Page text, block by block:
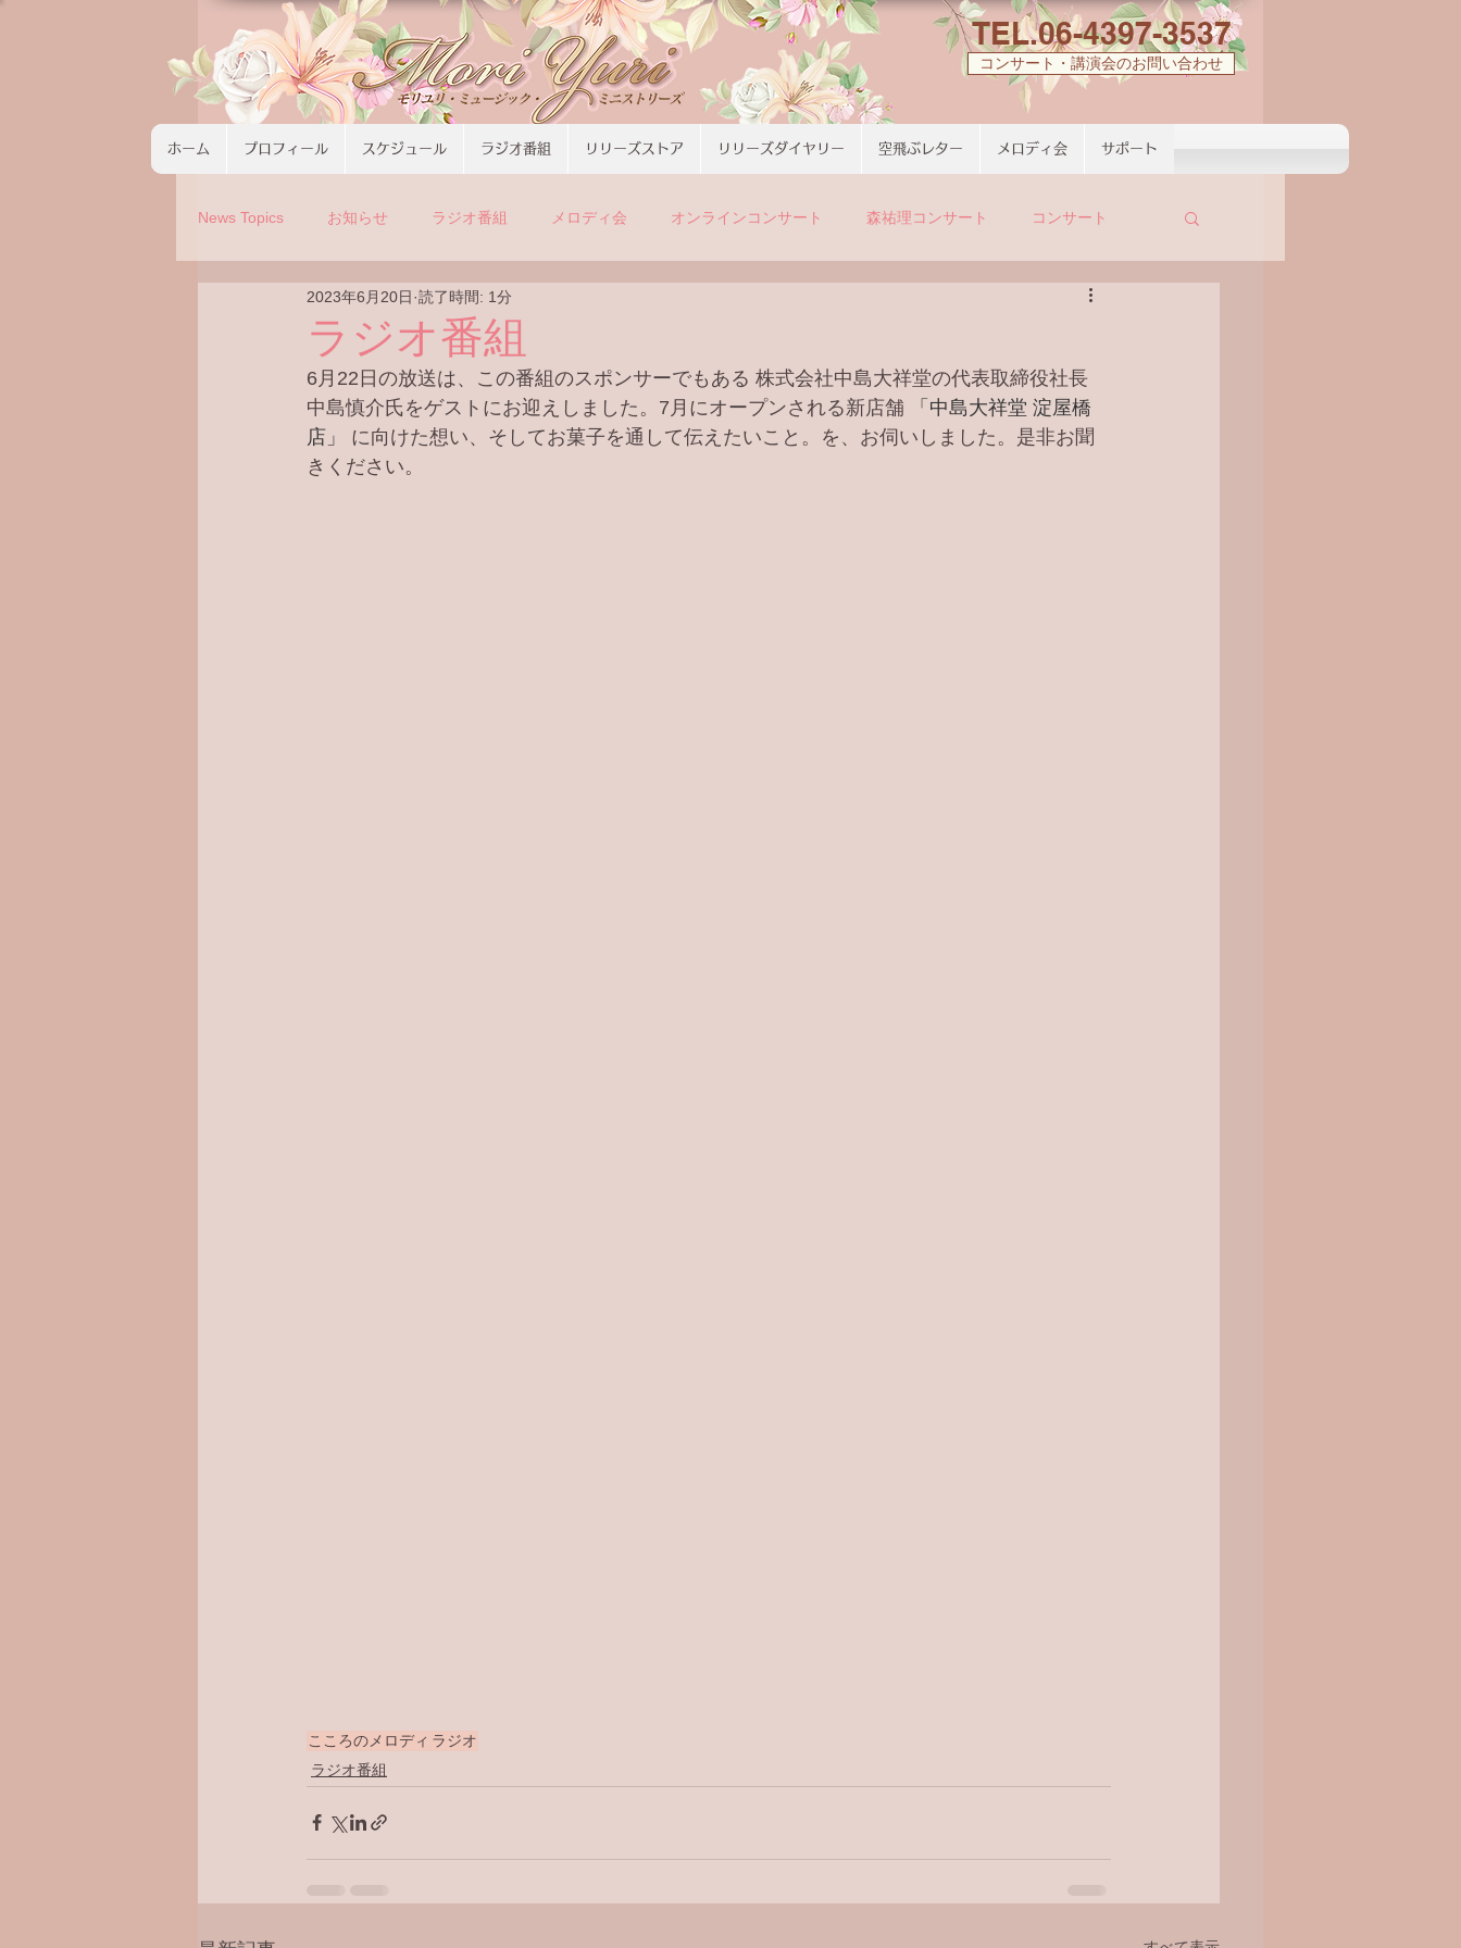
TEL.06-4397-3537
コンサート・講演会のお問い合わせ
ホーム プロフィール スケジュール ラジオ番組 リリーズストア リリーズダイヤリー 空飛ぶレター メロディ会 サポート
News Topics お知らせ ラジオ番組 メロディ会 オンラインコンサート 森祐理コンサート コンサート
コンサート ツアーの募集
ラジオ番組
2023年6月20日 読了時間: 1分
6月22日の放送は、この番組のスポンサーでもある 株式会社中島大祥堂の代表取締役社長
中島慎介氏をゲストにお迎えしました。7月にオープンされる新店舗
「中島大祥堂 淀屋橋
店」 に向けた想い、そしてお菓子を通して伝えたいこと。を、お伺いしました。是非お聞
きください。
こころのメロディ ラジオ
ラジオ番組